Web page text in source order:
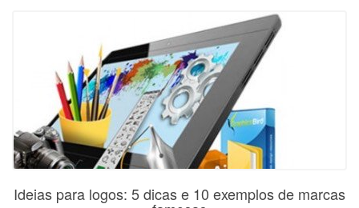
Ideias para logos: 5 dicas e 10 exemplos de marcas